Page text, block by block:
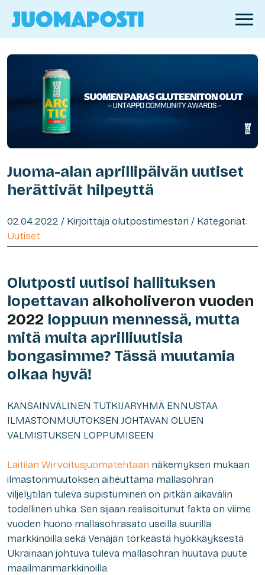
Juoma-alan aprillipäivän uutiset
herättivät hilpeyttä
02.04.2022 / Kirjoittaja olutpostimestari / Kategoriat:
Uutiset
Olutposti uutisoi hallituksen
lopettavan alkoholiveron vuoden
2022 loppuun mennessä, mutta
mitä muita aprilliuutisia
bongasimme? Tässä muutamia
olkaa hyvä!
KANSAINVÄLINEN TUTKIJARYHMÄ ENNUSTAA
ILMASTONMUUTOKSEN JOHTAVAN OLUEN
VALMISTUKSEN LOPPUMISEEN
Laitilan Wirvoitusjuomatehtaan näkemyksen mukaan
ilmastonmuutoksen aiheuttama mallasohran
viljelytilan tuleva supistuminen on pitkän aikavälin
todellinen uhka. Sen sijaan realisoitunut fakta on viime
vuoden huono mallasohrasato useilla suurilla
markkinoilla sekä Venäjän törkeästä hyökkäyksestä
Ukrainaan johtuva tuleva mallasohran huutava puute
maailmanmarkkinoilla.